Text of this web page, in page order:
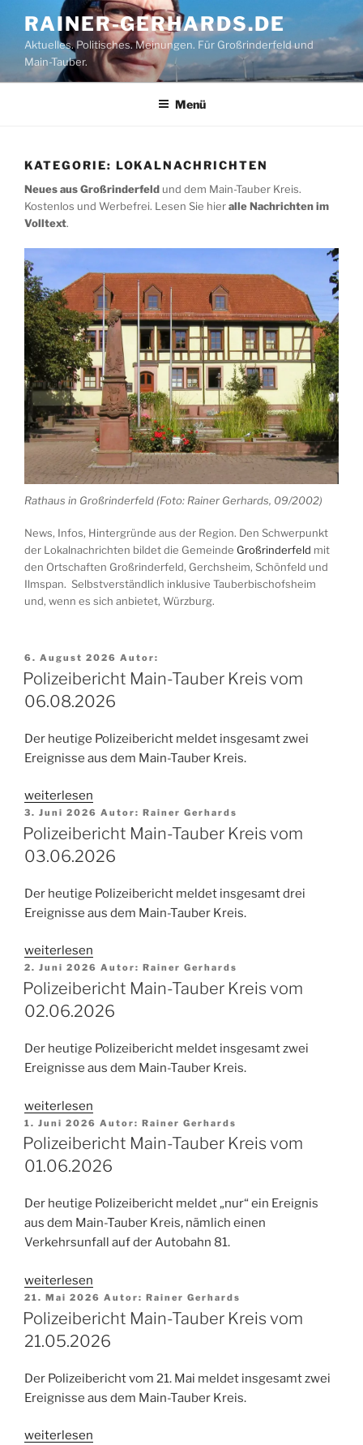
Inhalt
springen
RAINER-GERHARDS.DE
Aktuelles. Politisches. Meinungen. Für Großrinderfeld und
Main-Tauber.
Menü
KATEGORIE: LOKALNACHRICHTEN
Neues aus Großrinderfeld und dem Main-Tauber Kreis.
Kostenlos und Werbefrei. Lesen Sie hieralle Nachrichten im
Volltext.
Rathaus in Großrinderfeld (Foto: Rainer Gerhards, 09/2002)
News, Infos, Hintergründe aus der Region. Den Schwerpunkt
der Lokalnachrichten bildet die Gemeinde Großrinderfeld mit
den Ortschaften Großrinderfeld, Gerchsheim, Schönfeld und
Ilmspan. Selbstverständlich inklusive Tauberbischofsheim
und, wenn es sich anbietet, Würzburg.
Veröffentlicht
am
6. August 2026 Autor:
Polizeibericht Main-Tauber Kreis vom
06.08.2026
Der heutige Polizeibericht meldet insgesamt zwei
Ereignisse aus dem Main-Tauber Kreis.
„Polizeibericht
Main-
Tauber
Kreis
06.08.2026“
weiterlesen
Veröffentlicht
am
3. Juni 2026 Autor: Rainer Gerhards
Polizeibericht Main-Tauber Kreis vom
03.06.2026
Der heutige Polizeibericht meldet insgesamt drei
Ereignisse aus dem Main-Tauber Kreis.
„Polizeibericht
Main-
Tauber
Kreis
03.06.2026“
weiterlesen
Veröffentlicht
am
2. Juni 2026 Autor: Rainer Gerhards
Polizeibericht Main-Tauber Kreis vom
02.06.2026
Der heutige Polizeibericht meldet insgesamt zwei
Ereignisse aus dem Main-Tauber Kreis.
„Polizeibericht
Main-
Tauber
Kreis
02.06.2026“
weiterlesen
Veröffentlicht
am
1. Juni 2026 Autor: Rainer Gerhards
Polizeibericht Main-Tauber Kreis vom
01.06.2026
Der heutige Polizeibericht meldet „nur“ ein Ereignis
aus dem Main-Tauber Kreis, nämlich einen
Verkehrsunfall auf der Autobahn 81.
„Polizeibericht
Main-
Tauber
Kreis
01.06.2026“
weiterlesen
Veröffentlicht
am
21. Mai 2026 Autor: Rainer Gerhards
Polizeibericht Main-Tauber Kreis vom
21.05.2026
Der Polizeibericht vom 21. Mai meldet insgesamt zwei
Ereignisse aus dem Main-Tauber Kreis.
„Polizeibericht
weiterlesen